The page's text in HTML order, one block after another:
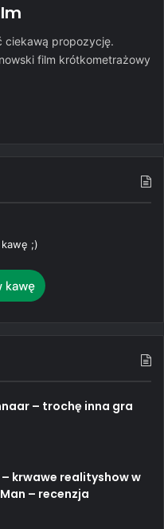
ciekawą propozycję.
film krótkometrażowy
;)
– trochę inna gra
krwawe realityshow w
– recenzja